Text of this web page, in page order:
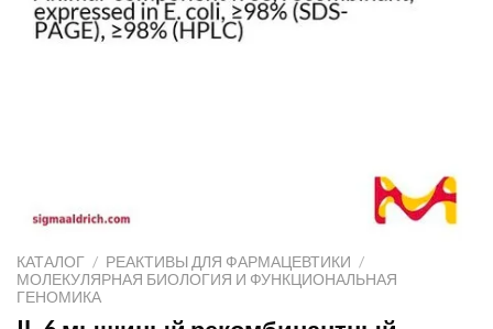
КАТАЛОГ / РЕАКТИВЫ ДЛЯ ФАРМАЦЕВТИКИ /
МОЛЕКУЛЯРНАЯ БИОЛОГИЯ И ФУНКЦИОНАЛЬНАЯ
ГЕНОМИКА